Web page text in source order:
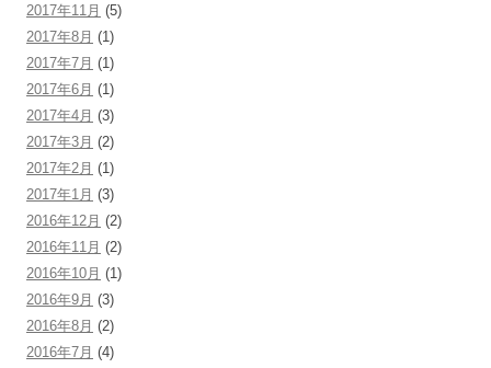
2017年11月 (5)
2017年8月 (1)
2017年7月 (1)
2017年6月 (1)
2017年4月 (3)
2017年3月 (2)
2017年2月 (1)
2017年1月 (3)
2016年12月 (2)
2016年11月 (2)
2016年10月 (1)
2016年9月 (3)
2016年8月 (2)
2016年7月 (4)